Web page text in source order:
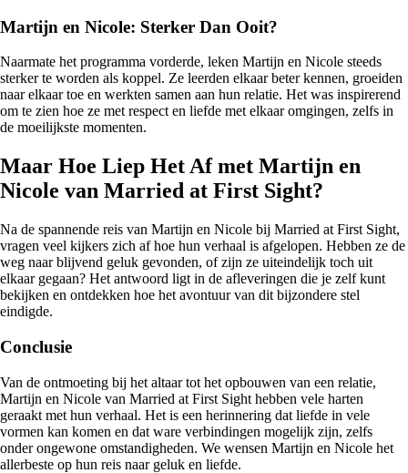
Martijn en Nicole: Sterker Dan Ooit?
Naarmate het programma vorderde, leken Martijn en Nicole steeds
sterker te worden als koppel. Ze leerden elkaar beter kennen, groeiden
naar elkaar toe en werkten samen aan hun relatie. Het was inspirerend
om te zien hoe ze met respect en liefde met elkaar omgingen, zelfs in
de moeilijkste momenten.
Maar Hoe Liep Het Af met Martijn en
Nicole van Married at First Sight?
Na de spannende reis van Martijn en Nicole bij Married at First Sight,
vragen veel kijkers zich af hoe hun verhaal is afgelopen. Hebben ze de
weg naar blijvend geluk gevonden, of zijn ze uiteindelijk toch uit
elkaar gegaan? Het antwoord ligt in de afleveringen die je zelf kunt
bekijken en ontdekken hoe het avontuur van dit bijzondere stel
eindigde.
Conclusie
Van de ontmoeting bij het altaar tot het opbouwen van een relatie,
Martijn en Nicole van Married at First Sight hebben vele harten
geraakt met hun verhaal. Het is een herinnering dat liefde in vele
vormen kan komen en dat ware verbindingen mogelijk zijn, zelfs
onder ongewone omstandigheden. We wensen Martijn en Nicole het
allerbeste op hun reis naar geluk en liefde.